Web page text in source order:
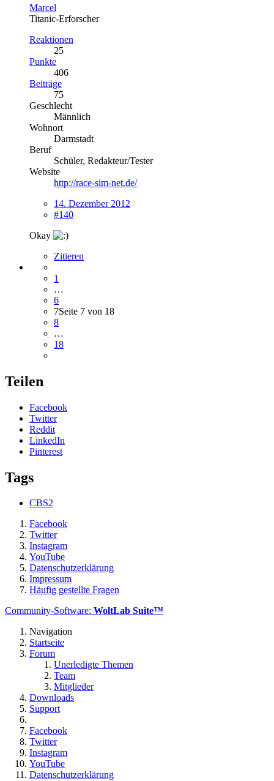
Marcel
Titanic-Erforscher
Reaktionen
25
Punkte
406
Beiträge
75
Geschlecht
Männlich
Wohnort
Darmstadt
Beruf
Schüler, Redakteur/Tester
Website
http://race-sim-net.de/
14. Dezember 2012
#140
Okay
Zitieren
1
…
6
7Seite 7 von 18
8
…
18
Teilen
Facebook
Twitter
Reddit
LinkedIn
Pinterest
Tags
CBS2
Facebook
Twitter
Instagram
YouTube
Datenschutzerklärung
Impressum
Häufig gestellte Fragen
Community-Software: WoltLab Suite™
Navigation
Startseite
Forum
Unerledigte Themen
Team
Mitglieder
Downloads
Support
Facebook
Twitter
Instagram
YouTube
Datenschutzerklärung